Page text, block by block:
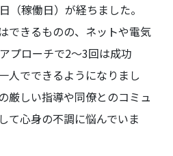
（稼働日）が経ちました。
できるものの、ネットや電気
プローチで2～3回は成功
人でできるようになりまし
厳しい指導や同僚とのコミュ
て心身の不調に悩んでいま